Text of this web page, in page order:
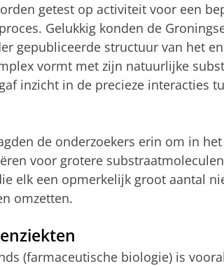
getest op activiteit voor een
Gelukkig konden de
gepubliceerde structuur van het
vormt met zijn natuurlijke
inzicht in de precieze interacties
de onderzoekers erin om in
voor grotere
elk een opmerkelijk groot aantal
omzetten.
(farmaceutische biologie) is